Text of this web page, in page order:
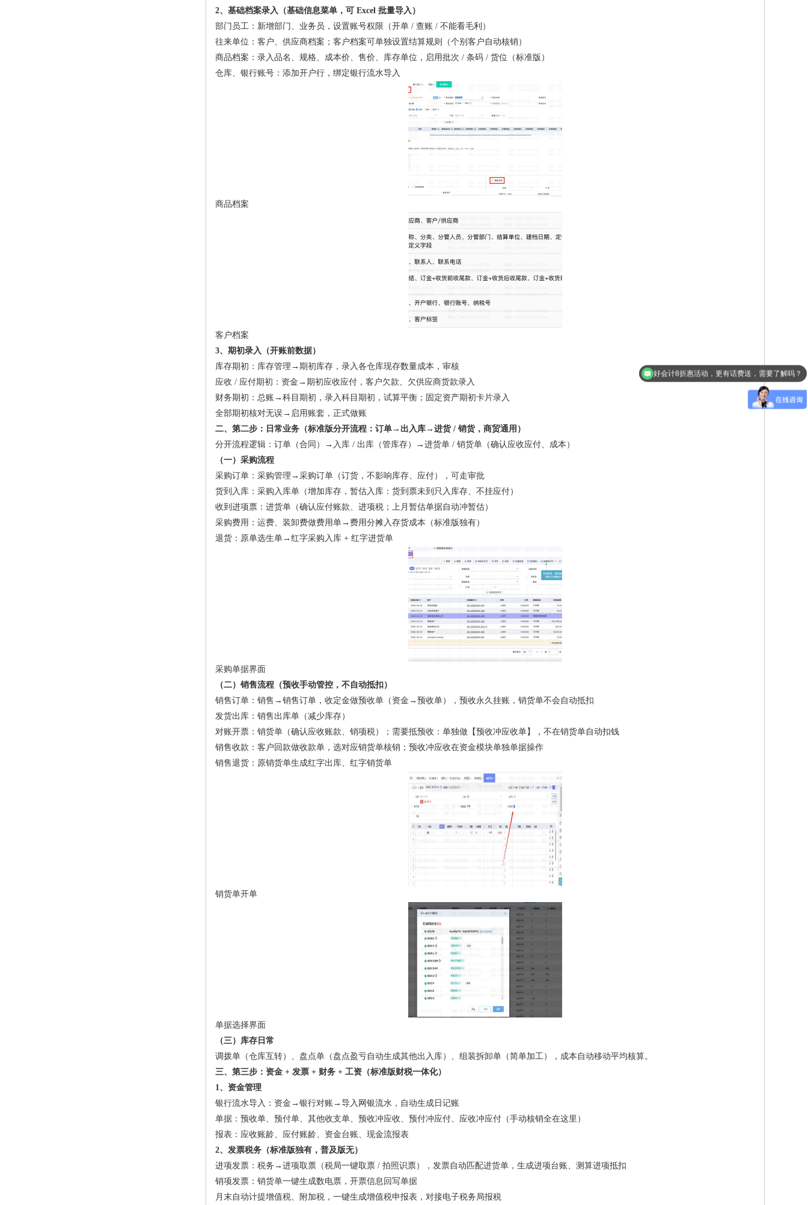
2、基础档案录入（基础信息菜单，可 Excel 批量导入）
部门员工：新增部门、业务员，设置账号权限（开单 / 查账 / 不能看毛利）
往来单位：客户、供应商档案；客户档案可单独设置结算规则（个别客户自动核销）
商品档案：录入品名、规格、成本价、售价、库存单位，启用批次 / 条码 / 货位（标准版）
仓库、银行账号：添加开户行，绑定银行流水导入
商品档案
客户档案
3、期初录入（开账前数据）
库存期初：库存管理→期初库存，录入各仓库现存数量成本，审核
应收 / 应付期初：资金→期初应收应付，客户欠款、欠供应商货款录入
财务期初：总账→科目期初，录入科目期初，试算平衡；固定资产期初卡片录入
全部期初核对无误→启用账套，正式做账
二、第二步：日常业务（标准版分开流程：订单→出入库→进货 / 销货，商贸通用）
分开流程逻辑：订单（合同）→入库 / 出库（管库存）→进货单 / 销货单（确认应收应付、成本）
（一）采购流程
采购订单：采购管理→采购订单（订货，不影响库存、应付），可走审批
货到入库：采购入库单（增加库存，暂估入库：货到票未到只入库存、不挂应付）
收到进项票：进货单（确认应付账款、进项税；上月暂估单据自动冲暂估）
采购费用：运费、装卸费做费用单→费用分摊入存货成本（标准版独有）
退货：原单选生单→红字采购入库 + 红字进货单
采购单据界面
（二）销售流程（预收手动管控，不自动抵扣）
销售订单：销售→销售订单，收定金做预收单（资金→预收单），预收永久挂账，销货单不会自动抵扣
发货出库：销售出库单（减少库存）
对账开票：销货单（确认应收账款、销项税）；需要抵预收：单独做【预收冲应收单】，不在销货单自动扣钱
销售收款：客户回款做收款单，选对应销货单核销；预收冲应收在资金模块单独单据操作
销售退货：原销货单生成红字出库、红字销货单
销货单开单
单据选择界面
（三）库存日常
调拨单（仓库互转）、盘点单（盘点盈亏自动生成其他出入库）、组装拆卸单（简单加工），成本自动移动平均核算。
三、第三步：资金 + 发票 + 财务 + 工资（标准版财税一体化）
1、资金管理
银行流水导入：资金→银行对账→导入网银流水，自动生成日记账
单据：预收单、预付单、其他收支单、预收冲应收、预付冲应付、应收冲应付（手动核销全在这里）
报表：应收账龄、应付账龄、资金台账、现金流报表
2、发票税务（标准版独有，普及版无）
进项发票：税务→进项取票（税局一键取票 / 拍照识票），发票自动匹配进货单，生成进项台账、测算进项抵扣
销项发票：销货单一键生成数电票，开票信息回写单据
月末自动计提增值税、附加税，一键生成增值税申报表，对接电子税务局报税
好会计8折惠活动，更有话费送，需要了解吗？